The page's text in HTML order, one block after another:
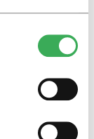
betaalde